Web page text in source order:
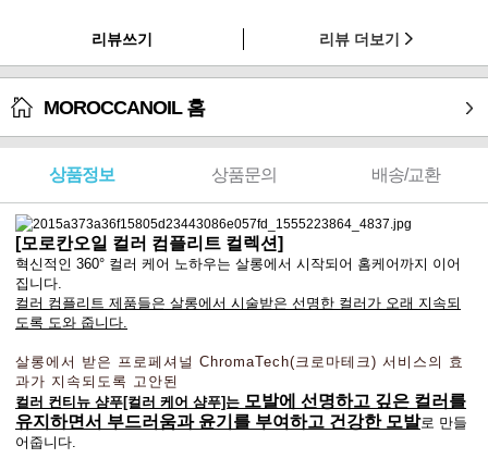
리뷰쓰기 리뷰 더보기
MOROCCANOIL 홈
상품정보 상품문의 배송/교환
[모로칸오일 컬러 컴플리트 컬렉션]
혁신적인 360° 컬러 케어 노하우는 살롱에서 시작되어 홈케어까지 이어
집니다.
컬러 컴플리트 제품들은 살롱에서 시술받은 선명한 컬러가 오래 지속되
도록 도와 줍니다.
살롱에서 받은 프로페셔널 ChromaTech(크로마테크) 서비스의 효
과가 지속되도록 고안된
컬러 컨티뉴 샴푸[컬러 케어 샴푸]는 모발에 선명하고 깊은 컬러를
유지하면서 부드러움과 윤기를 부여하고 건강한 모발로 만들
어줍니다.